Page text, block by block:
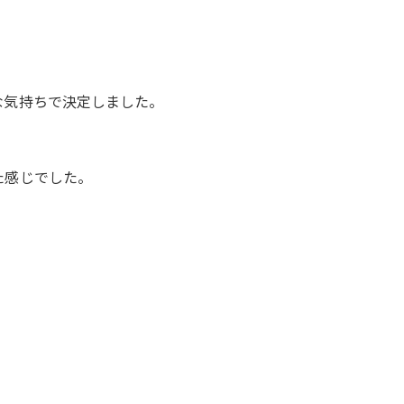
持ちで決定しました。
じでした。